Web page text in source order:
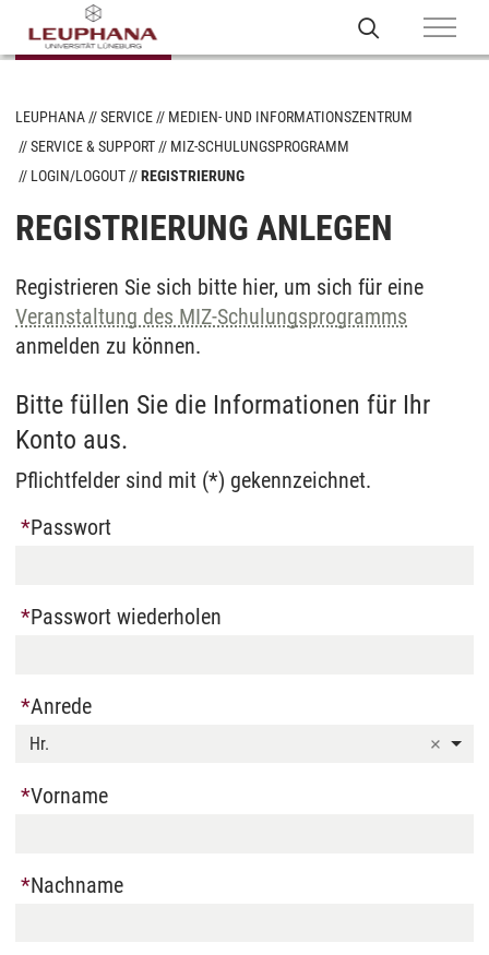
LEUPHANA SERVICE
MEDIEN- UND INFORMATIONSZENTRUM
SERVICE & SUPPORT
MIZ-SCHULUNGSPROGRAMM
LOGIN/LOGOUT
REGISTRIERUNG
REGISTRIERUNG ANLEGEN
Registrieren Sie sich bitte hier, um sich für eine
Veranstaltung des MIZ-Schulungsprogramms
anmelden zu können.
Bitte füllen Sie die Informationen für Ihr
Konto aus.
Pflichtfelder sind mit (*) gekennzeichnet.
Passwort
Passwort wiederholen
Anrede
Hr.
Vorname
Nachname